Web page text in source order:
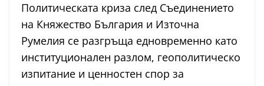
Политическата криза след Съединението
на Княжество България и Източна
Румелия се разгръща едновременно като
институционален разлом, геополитическо
изпитание и ценностен спор за